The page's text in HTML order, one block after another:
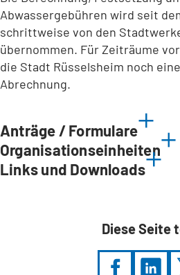
Abwassergebühren wird seit
schrittweise von den
übernommen. Für Zeiträume
die Stadt Rüsselsheim noch
Abrechnung.
Anträge / Formulare
Organisationseinheiten
Links und Downloads
Diese Seite